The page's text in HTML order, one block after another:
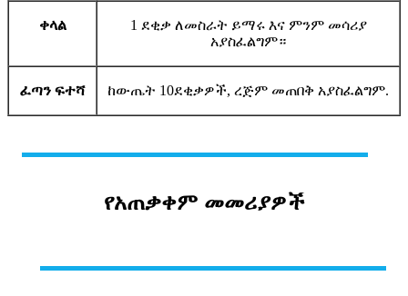
ቀላል
1 ደቂቃ ለመስራት ይማሩ እና ምንም መሳሪያ
አያስፈልግም።
ፈጣን ፍተሻ ከውጤት 10ደቂቃዎች, ረጅም መጠበቅ አያስፈልግም.
የአጠቃቀም መመሪያዎች